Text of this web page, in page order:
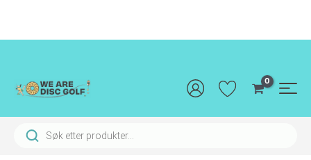
innholdet
Products search